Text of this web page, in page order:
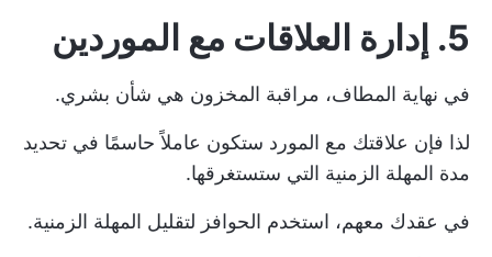
5. إدارة العلاقات مع الموردين
في نهاية المطاف، مراقبة المخزون هي شأن بشري.
لذا فإن علاقتك مع المورد ستكون عاملاً حاسمًا في تحديد
مدة المهلة الزمنية التي ستستغرقها.
في عقدك معهم، استخدم الحوافز لتقليل المهلة الزمنية.